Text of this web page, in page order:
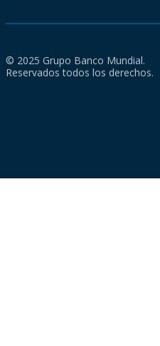
© 2025 Grupo Banco Mundial.
Reservados todos los derechos.